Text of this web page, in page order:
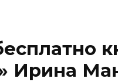
Ирина